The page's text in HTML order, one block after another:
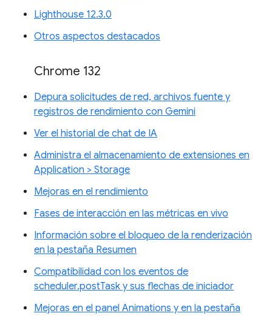
Lighthouse 12.3.0
Otros aspectos destacados
Chrome 132
Depura solicitudes de red, archivos fuente y
registros de rendimiento con Gemini
Ver el historial de chat de IA
Administra el almacenamiento de extensiones en
Application > Storage
Mejoras en el rendimiento
Fases de interacción en las métricas en vivo
Información sobre el bloqueo de la renderización
en la pestaña Resumen
Compatibilidad con los eventos de
scheduler.postTask y sus flechas de iniciador
Mejoras en el panel Animations y en la pestaña